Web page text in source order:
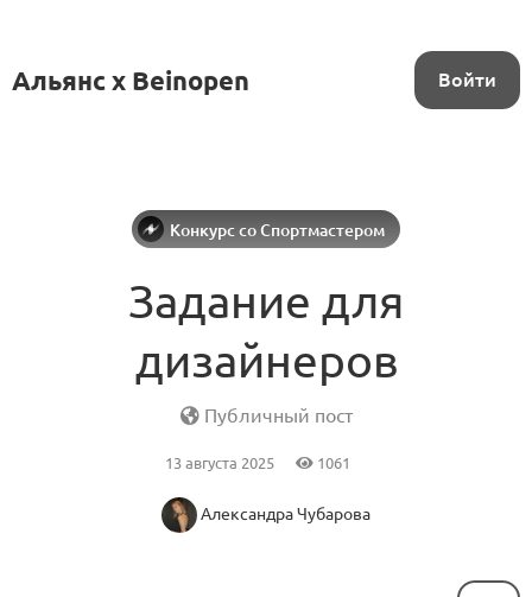
Альянс x Beinopen Войти
Конкурс со Спортмастером
Задание для
дизайнеров
Публичный пост
13 августа 2025 1061
Александра Чубарова